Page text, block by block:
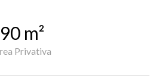
90 m²
Privativa